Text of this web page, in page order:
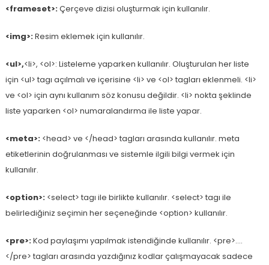
<frameset>:Çerçeve dizisi oluşturmak için kullanılır.
<img>:Resim eklemek için kullanılır.
<ul>,<li>, <ol>: Listeleme yaparken kullanılır. Oluşturulan her liste
için <ul> tagı açılmalı ve içerisine <li> ve <ol> tagları eklenmeli. <li>
ve <ol> için aynı kullanım söz konusu değildir. <li> nokta şeklinde
liste yaparken <ol> numaralandırma ile liste yapar.
<meta>:<head> ve </head> tagları arasında kullanılır. meta
etiketlerinin doğrulanması ve sistemle ilgili bilgi vermek için
kullanılır.
<option>:<select> tagı ile birlikte kullanılır. <select> tagı ile
belirlediğiniz seçimin her seçeneğinde <option> kullanılır.
<pre>:Kod paylaşımı yapılmak istendiğinde kullanılır. <pre>….
</pre> tagları arasında yazdığınız kodlar çalışmayacak sadece